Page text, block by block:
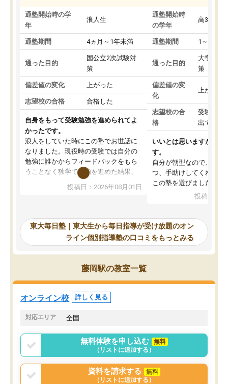
通塾開始時の学
年
浪人生
通塾期間 4ヵ月～1年未満
通った目的
国公立2次試験対
策
偏差値の変化 上がった
志望校の合格 合格した
自身をもって受験勉強を進められてよ
かったです。
浪人をしていた時にこの塾でお世話に
なりました。現役時の受験では自分の
勉強に誰かからフィードバックをもら
うことなく独学で勉強を進めた結果、
入試本番に地歴の学習が間に合わず不
合格となってしまいました。その経験
東大毎日塾にたどり着きました。学習
の長期計画や日々の勉強のやり方につ
いて客観的なアドバイスをいただけた
ので、自信をもって受験勉強を進める
ことができました。自分のように勉強
のやり方や進捗管理で苦労している方
には特におすすめしたい塾です。
投稿日：2026年08月01日
通塾開始時
の学年
高3
通塾期間 1～3ヵ月
通った目的
大学入学
策
偏差値の変
化
上がった
志望校の合
格
受験して
出ていな
いいとは思いますが、料
す。
自分が朝型なので、自習
つ、手助けしてくれる設
この塾を選びました。
投稿日：
東大毎日塾｜東大生から毎日指導が受け放題のオン
ライン個別指導塾の口コミをもっとみる
藤岡駅の教室一覧
オンライン校 詳しく見る
対応エリア 全国
無料体験を申し込む
無料
（リストに追加する）
資料を請求する
無料
（リストに追加する）